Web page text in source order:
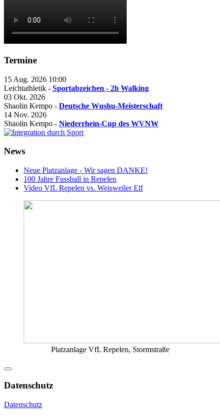
Termine
15 Aug. 2026 10:00
Leichtathletik - Sportabzeichen - 2h Walking
03 Okt. 2026
Shaolin Kempo - Deutsche Wushu-Meisterschaft
14 Nov. 2026
Shaolin Kempo - Niederrhein-Cup des WVNW
News
Neue Platzanlage - Wir sagen DANKE!
100 Jahre Fussball in Repelen
Video VfL Repelen vs. Weisweiler Elf
Platzanlage VfL Repelen, Stormstraße
Datenschutz
Datenschutz